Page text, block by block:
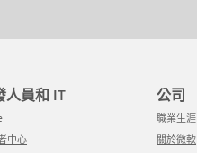
發人員和 IT
者中心
公司
職業生涯
關於微軟